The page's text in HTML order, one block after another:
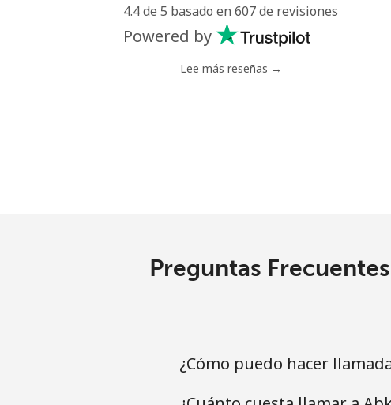
Antigua And Barbuda
Celular ⁦20.5¢⁩
Línea fija ⁦26.5¢⁩
4.4 de 5 basado en 607 de revisiones
Powered by
Lee más reseñas →
Preguntas
¿Cómo puedo hacer